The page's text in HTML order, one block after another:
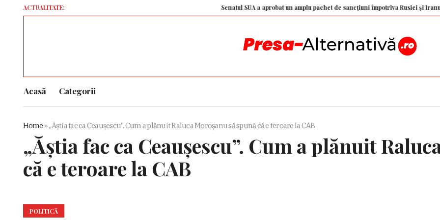
ACTUALITATE: Senatul SUA a aprobat un amplu pachet de sancțiuni împotriva Rusiei și Iranului.
Acasă Categorii
Home »„Ăștia fac ca Ceaușescu”. Cum a plănuit Raluca Moroșanu să spună că e teroare la CAB
„Ăștia fac ca Ceaușescu”. Cum a plănuit
că e teroare la CAB
POLITICĂ